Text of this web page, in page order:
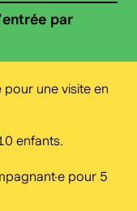
par
une visite en
enfants.
pour 5